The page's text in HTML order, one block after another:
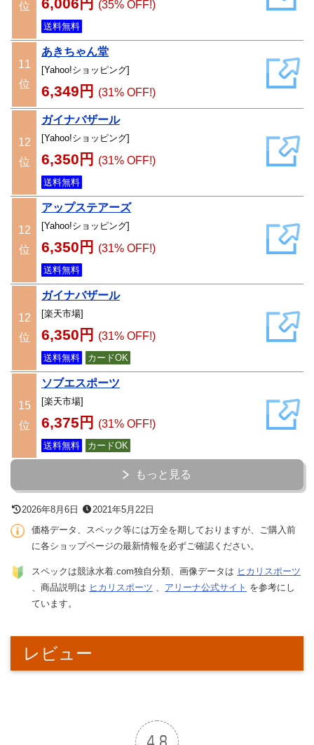
位 (35% OFF!)
送料無料
11
位
あきちゃん堂
[Yahoo!ショッピング]
6,349円 (31% OFF!)
12
位
ガイナバザール
[Yahoo!ショッピング]
6,350円 (31% OFF!)
送料無料
12
位
アップステアーズ
[Yahoo!ショッピング]
6,350円 (31% OFF!)
送料無料
12
位
ガイナバザール
[楽天市場]
6,350円 (31% OFF!)
送料無料 カードOK
15
位
ソブエスポーツ
[楽天市場]
6,375円 (31% OFF!)
送料無料 カードOK
もっと見る
2026年8月6日
2021年5月22日
価格データ、スペック等には万全を期しておりますが、ご購入前
に各ショップページの最新情報を必ずご確認ください。
スペックは競泳水着.com独自分類、画像データは ヒカリスポーツ
、商品説明は ヒカリスポーツ アリーナ公式サイト を参考にし
ています。
レビュー